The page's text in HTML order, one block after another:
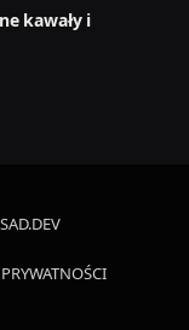
kawały i